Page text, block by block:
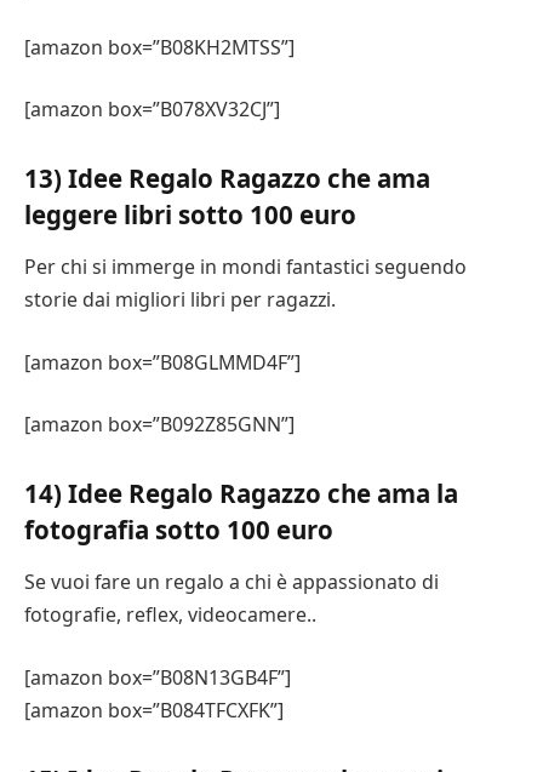
[amazon box=”B08KH2MTSS”]
[amazon box=”B078XV32CJ”]
13) Idee Regalo Ragazzo che ama
leggere libri sotto 100 euro
Per chi si immerge in mondi fantastici seguendo
storie dai migliori libri per ragazzi.
[amazon box=”B08GLMMD4F”]
[amazon box=”B092Z85GNN”]
14) Idee Regalo Ragazzo che ama la
fotografia sotto 100 euro
Se vuoi fare un regalo a chi è appassionato di
fotografie, reflex, videocamere..
[amazon box=”B08N13GB4F”]
[amazon box=”B084TFCXFK”]